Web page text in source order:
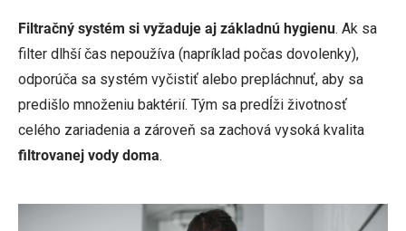
Filtračný systém si vyžaduje aj základnú hygienu. Ak sa
filter dlhší čas nepoužíva (napríklad počas dovolenky),
odporúča sa systém vyčistiť alebo prepláchnuť, aby sa
predišlo množeniu baktérií. Tým sa predĺži životnosť
celého zariadenia a zároveň sa zachová vysoká kvalita
filtrovanej vody doma.